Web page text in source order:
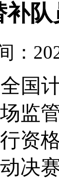
补
：
国
监
资
决